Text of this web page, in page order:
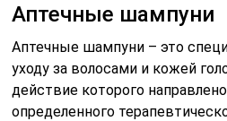
Аптечные шампуни
Аптечные шампуни – это
уходу за волосами и кожей
действие которого
определенного